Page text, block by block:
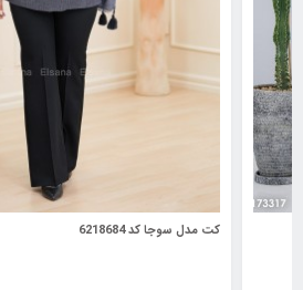
کت مدل سوجا کد 6218684